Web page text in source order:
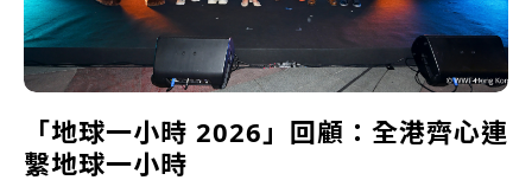
「地球一小時 2026」回顧：全港齊心連
繫地球一小時